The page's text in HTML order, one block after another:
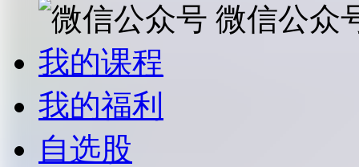
微信公众
我的课程
我的福利
自选股